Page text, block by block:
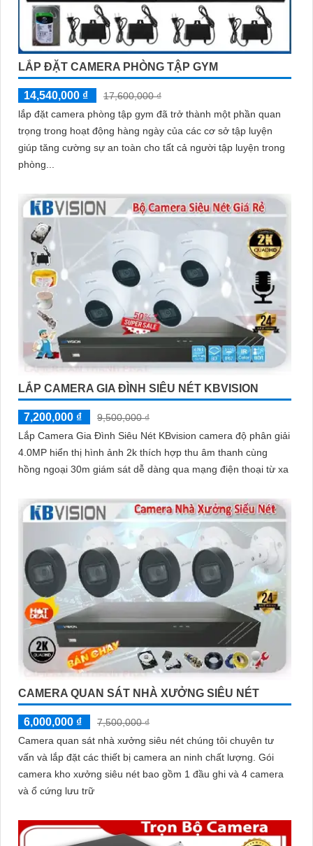
LẮP ĐẶT CAMERA PHÒNG TẬP GYM
14,540,000 ₫
17,600,000 ₫
lắp đặt camera phòng tập gym đã trở thành một phần quan
trọng trong hoạt động hàng ngày của các cơ sở tập luyện
giúp tăng cường sự an toàn cho tất cả người tập luyện trong
phòng...
LẮP CAMERA GIA ĐÌNH SIÊU NÉT KBVISION
7,200,000 ₫
9,500,000 ₫
Lắp Camera Gia Đình Siêu Nét KBvision camera độ phân giải
4.0MP hiển thị hình ảnh 2k thích hợp thu âm thanh cùng
hồng ngoại 30m giám sát dễ dàng qua mạng điện thoại từ xa
CAMERA QUAN SÁT NHÀ XƯỞNG SIÊU NÉT
6,000,000 ₫
7,500,000 ₫
Camera quan sát nhà xưởng siêu nét chúng tôi chuyên tư
vấn và lắp đặt các thiết bị camera an ninh chất lượng. Gói
camera kho xưởng siêu nét bao gồm 1 đầu ghi và 4 camera
và ổ cứng lưu trữ